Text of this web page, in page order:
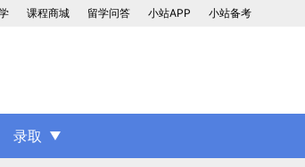
课程商城 留学问答 小站APP 小站备考
录取